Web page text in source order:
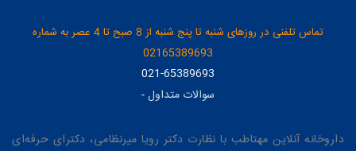
تماس تلفنی در روزهای شنبه تا پنج شنبه از 8 صبح تا 4 عصر به شماره
02165389693
021-65389693
سوالات متداول-
داروخانه آنلاین مهتاطب با نظارت دکتر رویا میرنظامی، دکترای حرفه‌ای